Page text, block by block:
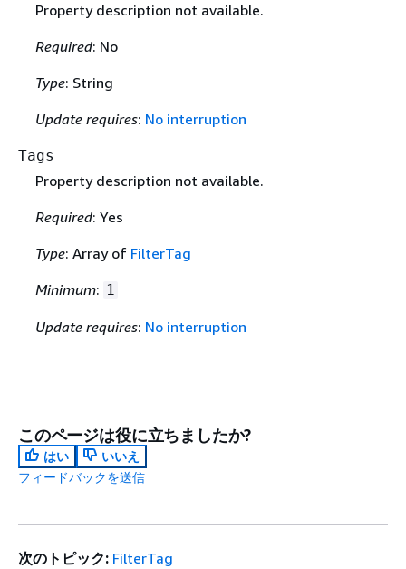
Property description not available.
Required: No
Type: String
Update requires: No interruption
Tags
Property description not available.
Required: Yes
Type: Array of FilterTag
Minimum: 1
Update requires: No interruption
このページは役に立ちましたか?
はい
いいえ
フィードバックを送信
次のトピック: FilterTag